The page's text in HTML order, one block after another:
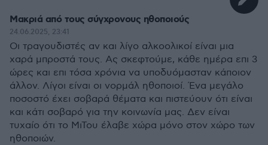
Μακριά από τους σύγχρονους ηθοποιούς
24.06.2025, 23:41
Οι τραγουδιστές αν και λίγο αλκοολικοί είναι μια
χαρά μπροστά τους. Ας σκεφτούμε, κάθε ημέρα επι 3
ώρες και επι τόσα χρόνια να υποδυόμασταν κάποιον
άλλον. Λίγοι είναι οι νορμάλ ηθοποιοί. Ένα μεγάλο
ποσοστό έχει σοβαρά θέματα και πιστεύουν ότι είναι
και κάτι σοβαρό για την κοινωνία μας. Δεν είναι
τυχαίο ότι το ΜιΤου έλαβε χώρα μόνο στον χώρο των
ηθοποιών.